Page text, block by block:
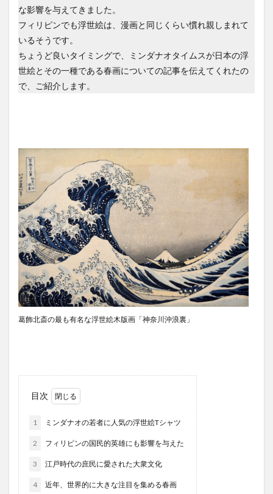
な影響を与えてきました。
フィリピンでも浮世絵は、漫画と同じくらい慣れ親しまれて
いるそうです。
ちょうど良いタイミングで、ミンダナオタイムスが日本の浮
世絵とその一種である春画についての記事を伝えてくれたの
で、ご紹介します。
葛飾北斎の最も有名な浮世絵木版画「神奈川沖浪裏」
目次
1 ミンダナオの若者に人気の浮世絵Tシャツ
2 フィリピンの国民的英雄にも影響を与えた
3 江戸時代の庶民に愛された大衆文化
4 近年、世界的に大きな注目を集める春画
Red Horse
samal
shopping
Shunga sim SIMカード
sisig
snap
Subdivision
Talikud Tricycle
Ukiyo-e
UNIQLO
Valentine
vegan
アートセッション
イスラム
イナウル
ウェディングドレス
エアロバイク
オタップ
オージョージ
カダヤワン
ガーデニング
キニラウ
クラフト
クラブサファリ
グルメ ケト
ケトジェニック
ケトジェニックダイエット
ケトダイエット
ココナッツ
コンドミニアム
ゴルフ
ゴルフコース
ゴルフ練習場
サブディビジョン
サマル
サマル島 サンボアンガ
サンミゲル
シアルガオ島
シシグ
ショッピング
ダバオンライン
ドライビングレンジ
ドリアン
ドローン ナイトマーケット
バスケットボール
バレンタイン
バロット
バンケロハン
パラゴンダバオ
パレス
パーキングスペース
ヒラナン
ビーガン